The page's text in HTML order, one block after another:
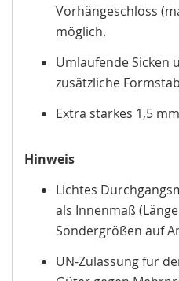
Vorhängeschloss
möglich.
Umlaufende Sicken
zusätzliche
Extra starkes 1,5
Hinweis
Lichtes
als Innenmaß
Sondergrößen auf
UN-Zulassung für